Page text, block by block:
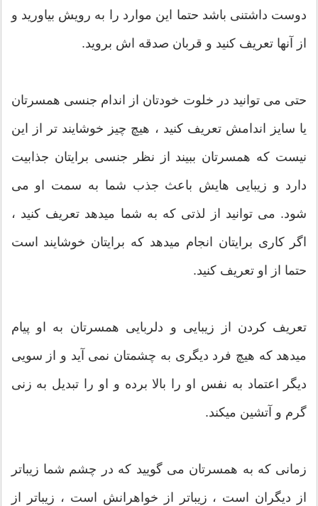
دوست داشتنی باشد حتما این موارد را به رویش بیاورید و
از آنها تعریف کنید و قربان صدقه اش بروید.
حتی می توانید در خلوت خودتان از اندام جنسی همسرتان
یا سایز اندامش تعریف کنید ، هیچ چیز خوشایند تر از این
نیست که همسرتان ببیند از نظر جنسی برایتان جذابیت
دارد و زیبایی هایش باعث جذب شما به سمت او می
شود. می توانید از لذتی که به شما میدهد تعریف کنید ،
اگر کاری برایتان انجام میدهد که برایتان خوشایند است
حتما از او تعریف کنید.
تعریف کردن از زیبایی و دلربایی همسرتان به او پیام
میدهد که هیچ فرد دیگری به چشمتان نمی آید و از سویی
دیگر اعتماد به نفس او را بالا برده و او را تبدیل به زنی
گرم و آتشین میکند.
زمانی که به همسرتان می گویید که در چشم شما زیباتر
از دیگران است ، زیباتر از خواهرانش است ، زیباتر از